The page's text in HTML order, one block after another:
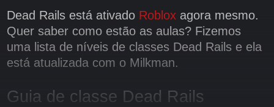
Dead Rails está ativado Robloxagora mesmo.
Quer saber como estão as aulas? Fizemos
uma lista de níveis de classes Dead Rails e ela
está atualizada com o Milkman.
Guia de classe Dead Rails